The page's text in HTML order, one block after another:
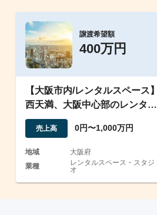
譲渡希望額
400万円
【大阪市内/レンタルスペース】
西天満、大阪中心部のレンタル
スペース4室
売上高 0円〜1,000万円
地域
大阪府
業種
レンタルスペース・スタジ
オ